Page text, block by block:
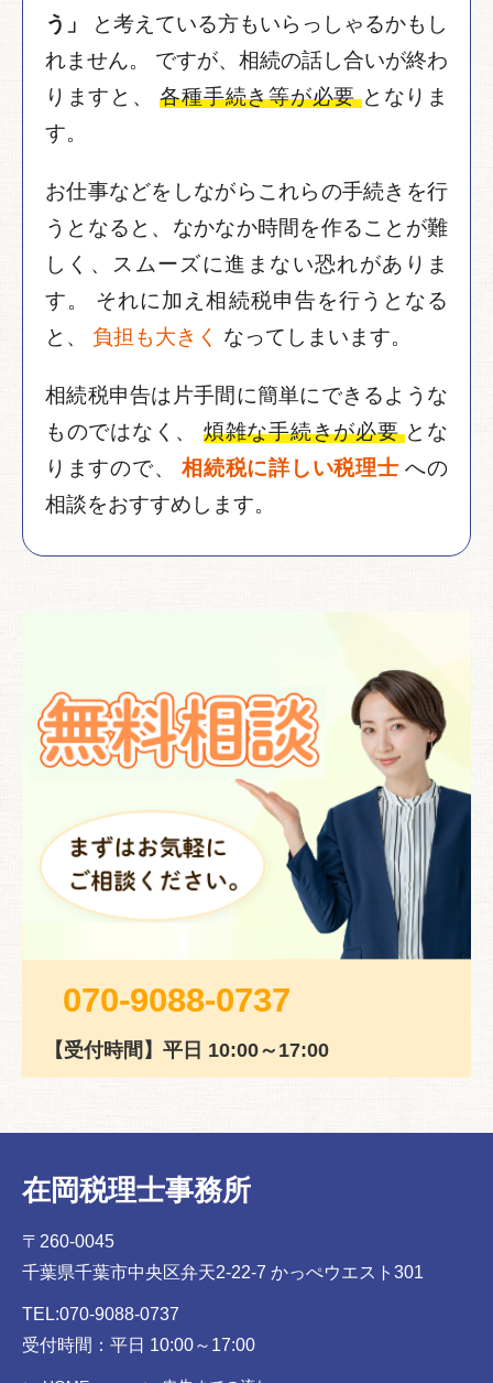
う」
と考えている方もいらっしゃるかもし
れません。
ですが、相続の話し合いが終わ
りますと、各種手続き等が必要となりま
す。
お仕事などをしながらこれらの手続きを行
うとなると、なかなか時間を作ることが難
しく、スムーズに進まない恐れがありま
す。
それに加え相続税申告を行うとなる
と、 負担も大きく なってしまいます。
相続税申告は片手間に簡単にできるような
ものではなく、 煩雑な手続きが必要とな
りますので、
相続税に詳しい税理士への
相談をおすすめします。
070-9088-0737
【受付時間】平日 10:00～17:00
在岡税理士事務所
〒260-0045
千葉県千葉市中央区弁天2-22-7 かっぺウエスト301
TEL:070-9088-0737
受付時間：平日 10:00～17:00